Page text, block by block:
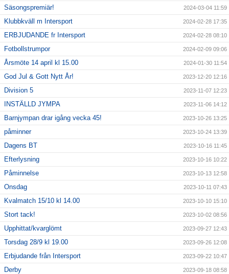
Säsongspremiär! 2024-03-04 11:59
Klubbkväll m Intersport 2024-02-28 17:35
ERBJUDANDE fr Intersport 2024-02-28 08:10
Fotbollstrumpor 2024-02-09 09:06
Årsmöte 14 april kl 15.00 2024-01-30 11:54
God Jul & Gott Nytt År! 2023-12-20 12:16
Division 5 2023-11-07 12:23
INSTÄLLD JYMPA 2023-11-06 14:12
Barnjympan drar igång vecka 45! 2023-10-26 13:25
påminner 2023-10-24 13:39
Dagens BT 2023-10-16 11:45
Efterlysning 2023-10-16 10:22
Påminnelse 2023-10-13 12:58
Onsdag 2023-10-11 07:43
Kvalmatch 15/10 kl 14.00 2023-10-10 15:10
Stort tack! 2023-10-02 08:56
Upphittat/kvarglömt 2023-09-27 12:43
Torsdag 28/9 kl 19.00 2023-09-26 12:08
Erbjudande från Intersport 2023-09-22 10:47
Derby 2023-09-18 08:58